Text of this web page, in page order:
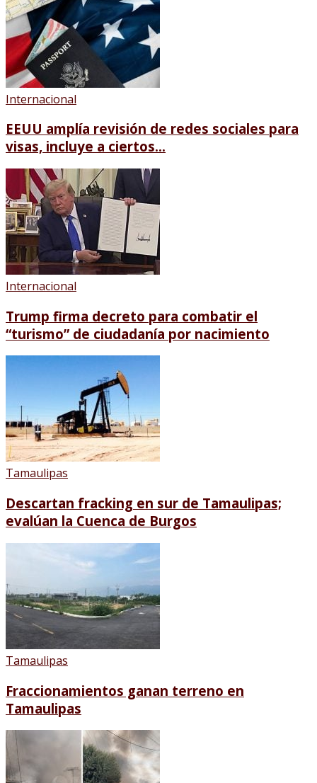
Internacional
EEUU amplía revisión de redes sociales para
visas, incluye a ciertos...
Internacional
Trump firma decreto para combatir el
“turismo” de ciudadanía por nacimiento
Tamaulipas
Descartan fracking en sur de Tamaulipas;
evalúan la Cuenca de Burgos
Tamaulipas
Fraccionamientos ganan terreno en
Tamaulipas